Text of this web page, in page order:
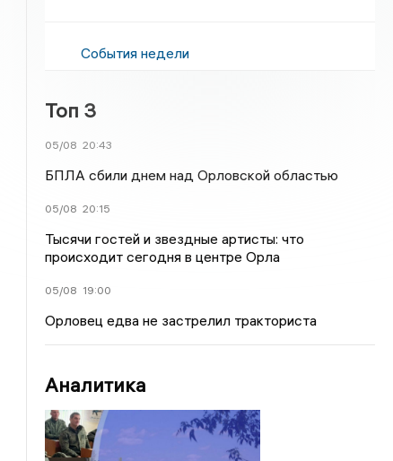
События недели
Топ 3
05/08 20:43
БПЛА сбили днем над Орловской областью
05/08 20:15
Тысячи гостей и звездные артисты: что
происходит сегодня в центре Орла
05/08 19:00
Орловец едва не застрелил тракториста
Аналитика